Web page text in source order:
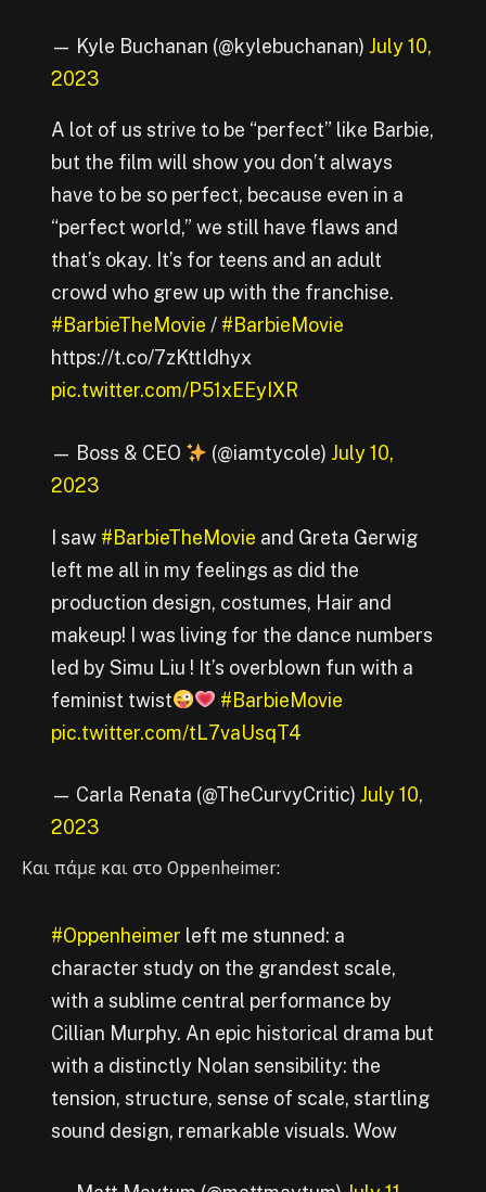
— Kyle Buchanan (@kylebuchanan) July 10,
2023
A lot of us strive to be “perfect” like Barbie,
but the film will show you don’t always
have to be so perfect, because even in a
“perfect world,” we still have flaws and
that’s okay. It’s for teens and an adult
crowd who grew up with the franchise.
#BarbieTheMovie / #BarbieMovie
https://t.co/7zKttIdhyx
pic.twitter.com/P51xEEyIXR
— Boss & CEO (@iamtycole) July 10,
2023
I saw #BarbieTheMovie and Greta Gerwig
left me all in my feelings as did the
production design, costumes, Hair and
makeup! I was living for the dance numbers
led by Simu Liu ! It’s overblown fun with a
feminist twist
#BarbieMovie
pic.twitter.com/tL7vaUsqT4
— Carla Renata (@TheCurvyCritic) July 10,
2023
Και πάμε και στο Oppenheimer:
#Oppenheimer left me stunned: a
character study on the grandest scale,
with a sublime central performance by
Cillian Murphy. An epic historical drama but
with a distinctly Nolan sensibility: the
tension, structure, sense of scale, startling
sound design, remarkable visuals. Wow